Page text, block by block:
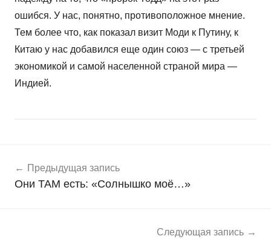
ошибся. У нас, понятно, противоположное мнение.
Тем более что, как показал визит Моди к Путину, к
Китаю у нас добавился еще один союз — с третьей
экономикой и самой населенной страной мира —
Индией.
о
в
по
Предыдущая запись
Они ТАМ есть: «Солнышко моё…»
Следующая запись